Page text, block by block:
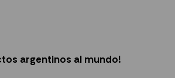
argentinos al mundo!